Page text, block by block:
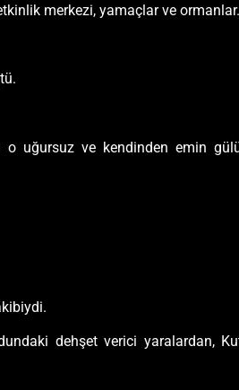
merkezi, yamaçlar ve
o uğursuz ve kendinden emin
dehşet verici yaralardan,